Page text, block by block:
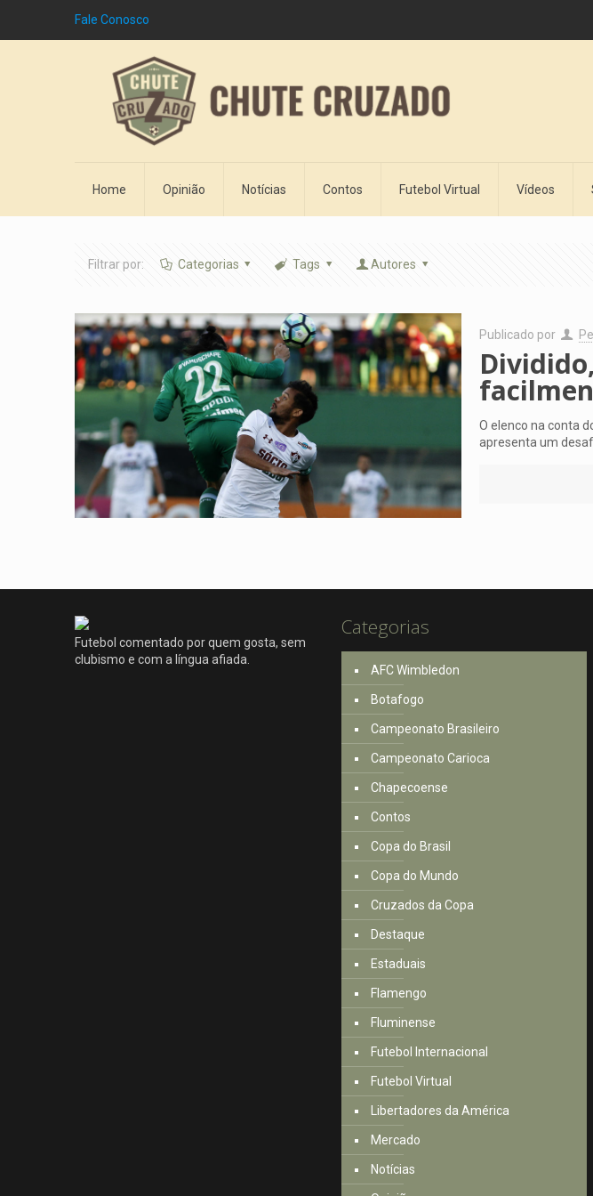
Fale Conosco
Home Opinião Notícias Contos Futebol Virtual Vídeos
Filtrar por: Categorias Tags Autores
Publicado por
O elenco na conta
apresenta um
Futebol comentado por quem gosta, sem
clubismo e com a língua afiada.
Categorias
AFC Wimbledon
Botafogo
Campeonato Brasileiro
Campeonato Carioca
Chapecoense
Contos
Copa do Brasil
Copa do Mundo
Cruzados da Copa
Destaque
Estaduais
Flamengo
Fluminense
Futebol Internacional
Futebol Virtual
Libertadores da América
Mercado
Notícias